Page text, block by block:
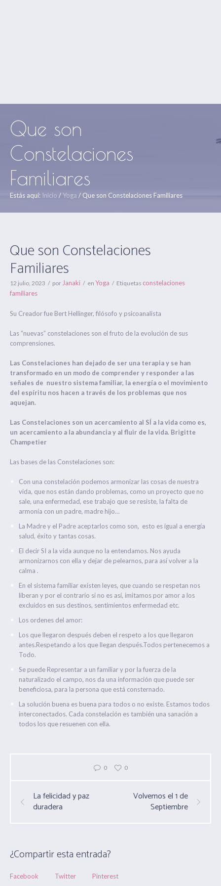
Que son
Constelaciones
Familiares
Estás aquí: Inicio /Yoga / Que son Constelaciones Familiares
Que son Constelaciones
Familiares
12 julio, 2023 por Janaki en Yoga Etiquetas constelaciones
familiares
Su Creador fue Bert Hellinger, filósofo y psicoanalista
Las “nuevas” constelaciones son el fruto de la evolución de sus
comprensiones.
Las Constelaciones han dejado de ser una terapia y se han
transformado en un modo de comprender y responder a las
señales de nuestro sistema familiar, la energía o el movimiento
del espíritu nos hacen a través de los problemas que nos
aquejan.
Las Constelaciones son un acercamiento al SÍ a la vida como es,
un acercamiento a la abundancia y al fluir de la vida. Brigitte
Champetier
Las bases de las Constelaciones son:
Con una constelación podemos armonizar las cosas de nuestra
vida, que nos están dando problemas, como un proyecto que no
sale, una enfermedad, ese trabajo que se resiste, la falta de
armonía con un padre, madre hijo…
La Madre y el Padre aceptarlos como son, esto es igual a energía
salud, éxito y tantas cosas.
El decir SI a la vida aunque no la entendamos. Nos ayuda
armonizarnos con ella y dejar de pelearnos, para así volver a la
calma .
En el sistema familiar existen leyes, que cuando se respetan nos
liberan y por el contrario si no es así, imitamos por amor a los
excluidos en sus destinos, sentimientos enfermedad etc.
Los ordenes del amor:
Los que llegaron después deben el respeto a los que llegaron
antes.Respetando a los que llegan después.Todos pertenecemos a
Todo.
Se puede Representar a un familiar y por la fuerza de la
naturalizado el campo, nos da una información que puede ser
beneficiosa, para la persona que está consternado.
La solución buena es buena para todos o no existe. Estamos todos
interconectados. Cada constelación es también una sanación a
todos los que resuenen con ella.
0 0
La felicidad y paz
duradera
Volvemos el 1 de
Septiembre
¿Compartir esta entrada?
Facebook Twitter Pinterest